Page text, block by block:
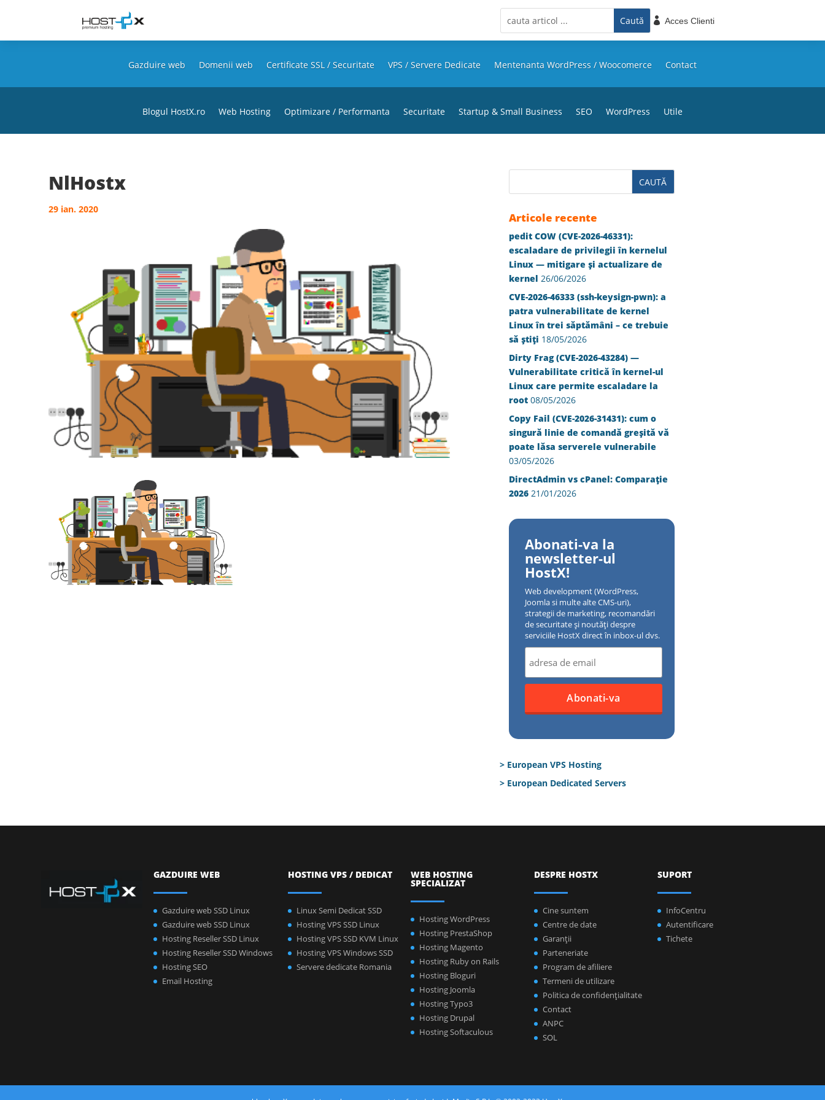
 Acces Clienti
Gazduire web Domenii web Certificate SSL / Securitate VPS / Servere Dedicate Mentenanta WordPress / Woocomerce Contact
Blogul HostX.ro Web Hosting Optimizare / Performanta Securitate Startup & Small Business SEO WordPress Utile
NlHostx
29 ian. 2020
Articole recente
pedit COW (CVE-2026-46331):
escaladare de privilegii în kernelul
Linux — mitigare și actualizare de
kernel 26/06/2026
CVE-2026-46333 (ssh-keysign-pwn): a
patra vulnerabilitate de kernel
Linux în trei săptămâni – ce trebuie
să știți 18/05/2026
Dirty Frag (CVE-2026-43284) —
Vulnerabilitate critică în kernel-ul
Linux care permite escaladare la
root 08/05/2026
Copy Fail (CVE-2026-31431): cum o
singură linie de comandă greșită vă
poate lăsa serverele vulnerabile
03/05/2026
DirectAdmin vs cPanel: Comparație
2026 21/01/2026
Abonati-va la
newsletter-ul
HostX!
Web development (WordPress,
Joomla si multe alte CMS-uri),
strategii de marketing, recomandări
de securitate și noutăți despre
serviciile HostX direct în inbox-ul dvs.
> European VPS Hosting
> European Dedicated Servers
GAZDUIRE WEB
Gazduire web SSD Linux
Gazduire web SSD Linux
Hosting Reseller SSD Linux
Hosting Reseller SSD Windows
Hosting SEO
Email Hosting
HOSTING VPS / DEDICAT
Linux Semi Dedicat SSD
Hosting VPS SSD Linux
Hosting VPS SSD KVM Linux
Hosting VPS Windows SSD
Servere dedicate Romania
WEB HOSTING
SPECIALIZAT
Hosting WordPress
Hosting PrestaShop
Hosting Magento
Hosting Ruby on Rails
Hosting Bloguri
Hosting Joomla
Hosting Typo3
Hosting Drupal
Hosting Softaculous
DESPRE HOSTX
Cine suntem
Centre de date
Garanţii
Parteneriate
Program de afiliere
Termeni de utilizare
Politica de confidenţialitate
Contact
ANPC
SOL
SUPORT
InfoCentru
Autentificare
Tichete